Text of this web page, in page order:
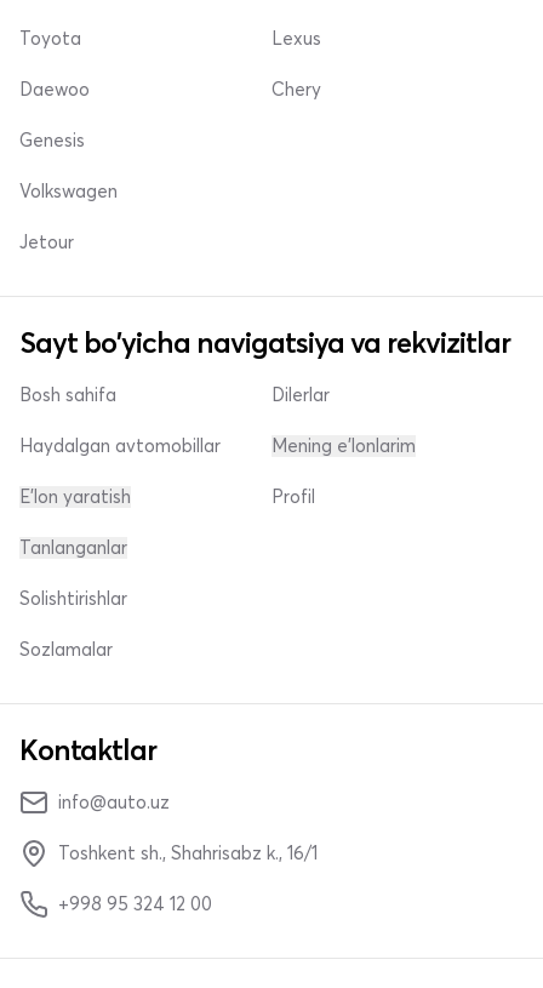
Toyota
Daewoo
Lexus
Chery
Genesis
Volkswagen
Jetour
Sayt bo'yicha navigatsiya va rekvizitlar
Bosh sahifa
Haydalgan avtomobillar
E'lon yaratish
Dilerlar
Mening e'lonlarim
Profil
Tanlanganlar
Solishtirishlar
Sozlamalar
Kontaktlar
info@auto.uz
Toshkent sh., Shahrisabz k., 16/1
+998 95 324 12 00